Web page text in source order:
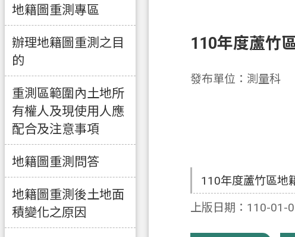
地籍圖重測專區
辦理地籍圖重測之目
的
重測區範圍內土地所
有權人及現使用人應
配合及注意事項
地籍圖重測問答
地籍圖重測後土地面
積變化之原因
110年度蘆竹
發布單位：測量科
110年度蘆竹區地
上版日期：110-01-